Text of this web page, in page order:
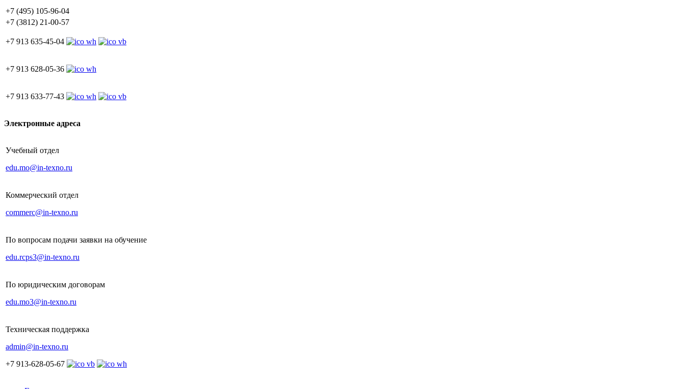
+7 (495) 105-96-04
+7 (3812) 21-00-57
+7 913 635-45-04
+7 913 628-05-36
+7 913 633-77-43
Электронные адреса
Учебный отдел
edu.mo@in-texno.ru
Коммерческий отдел
commerc@in-texno.ru
По вопросам подачи заявки на обучение
edu.rcps3@in-texno.ru
По юридическим договорам
edu.mo3@in-texno.ru
Техническая поддержка
admin@in-texno.ru
+7 913-628-05-67